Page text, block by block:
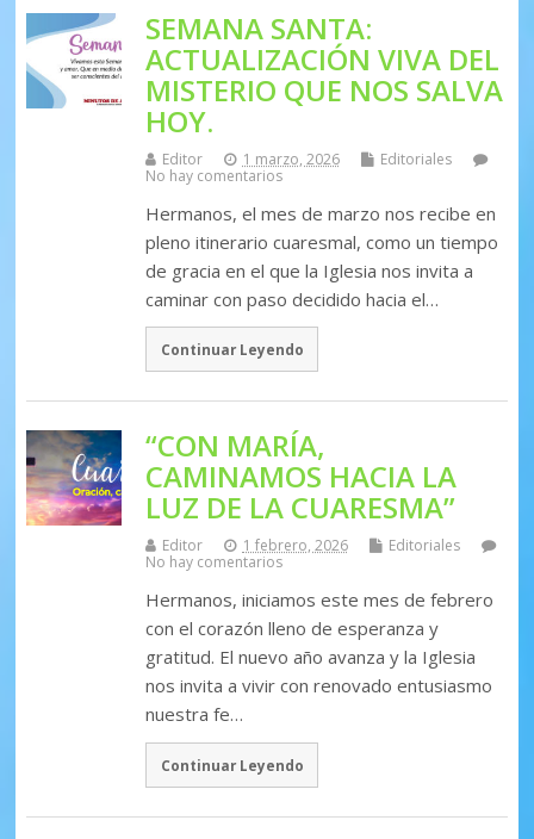
SEMANA SANTA:
ACTUALIZACIÓN VIVA DEL
MISTERIO QUE NOS SALVA
HOY.
Editor 1 marzo, 2026
Editoriales
No hay comentarios
Hermanos, el mes de marzo nos recibe en
pleno itinerario cuaresmal, como un tiempo
de gracia en el que la Iglesia nos invita a
caminar con paso decidido hacia el…
Continuar Leyendo
“CON MARÍA,
CAMINAMOS HACIA LA
LUZ DE LA CUARESMA”
Editor 1 febrero, 2026
Editoriales
No hay comentarios
Hermanos, iniciamos este mes de febrero
con el corazón lleno de esperanza y
gratitud. El nuevo año avanza y la Iglesia
nos invita a vivir con renovado entusiasmo
nuestra fe…
Continuar Leyendo